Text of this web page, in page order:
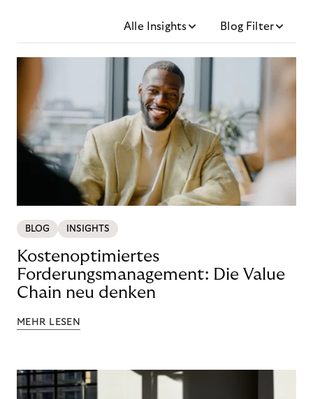
Alle Insights Blog Filter
BLOG INSIGHTS
Kostenoptimiertes
Forderungsmanagement: Die Value
Chain neu denken
MEHR LESEN